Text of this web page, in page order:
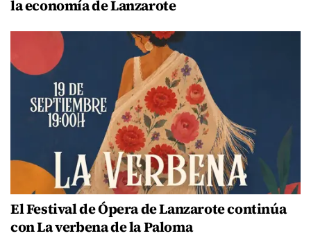
la economía de Lanzarote
El Festival de Ópera de Lanzarote continúa
con La verbena de la Paloma